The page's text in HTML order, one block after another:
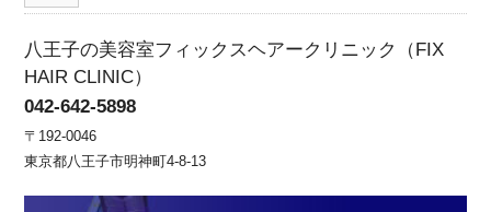
八王子の美容室フィックスヘアークリニック（FIX
HAIR CLINIC）
042-642-5898
〒192-0046
東京都八王子市明神町4-8-13